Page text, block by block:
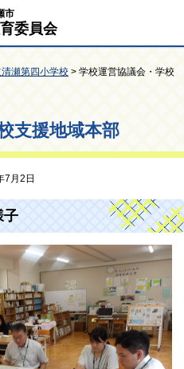
市
委員会
瀬第四小学校 > 学校運営協議会・学校
支援地域本部
月2日
子